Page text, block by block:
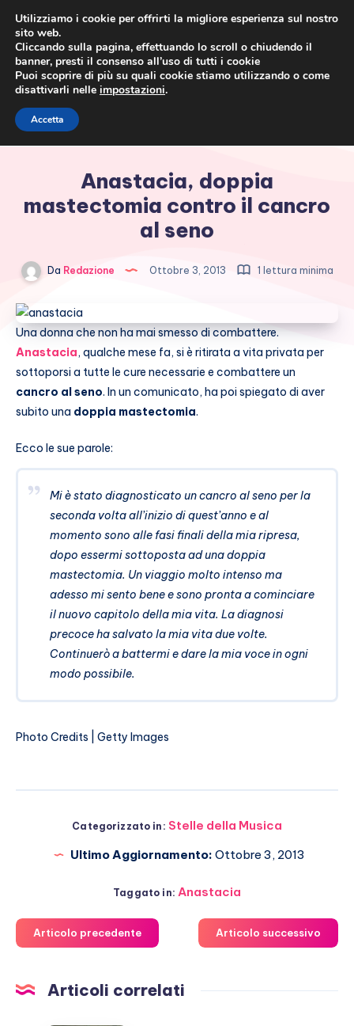
Anastacia, doppia
mastectomia contro il cancro
al seno
Da Redazione Ottobre 3, 2013 1 lettura minima
Una donna che non ha mai smesso di combattere.
Anastacia, qualche mese fa, si è ritirata a vita privata per
sottoporsi a tutte le cure necessarie e combattere un
cancro al seno. In un comunicato, ha poi spiegato di aver
subito una doppia mastectomia.
Ecco le sue parole:
Mi è stato diagnosticato un cancro al seno per la
seconda volta all’inizio di quest’anno e al
momento sono alle fasi finali della mia ripresa,
dopo essermi sottoposta ad una doppia
mastectomia. Un viaggio molto intenso ma
adesso mi sento bene e sono pronta a cominciare
il nuovo capitolo della mia vita. La diagnosi
precoce ha salvato la mia vita due volte.
Continuerò a battermi e dare la mia voce in ogni
modo possibile.
Photo Credits | Getty Images
Categorizzato in: Stelle della Musica
Ultimo Aggiornamento: Ottobre 3, 2013
Taggato in: Anastacia
Articolo precedente Articolo successivo
Articoli correlati
Utilizziamo i cookie per offrirti la migliore esperienza sul nostro
sito web.
Cliccando sulla pagina, effettuando lo scroll o chiudendo il
banner, presti il consenso all’uso di tutti i cookie
Puoi scoprire di più su quali cookie stiamo utilizzando o come
disattivarli nelle impostazioni.
Accetta